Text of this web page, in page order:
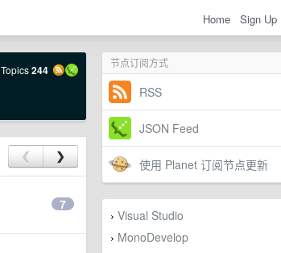
Home Sign Up
节点订阅方式
RSS
JSON Feed
使用 Planet 订阅节点更新
› Visual Studio
› MonoDevelop
Topics244
❮ ❯
7